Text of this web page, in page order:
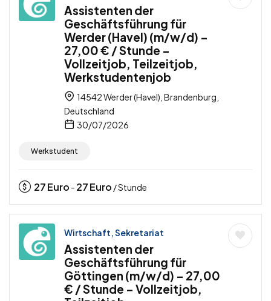
Assistenten der
Geschäftsführung für
Werder (Havel) (m/w/d) –
27,00 € / Stunde –
Vollzeitjob, Teilzeitjob,
Werkstudentenjob
14542 Werder (Havel), Brandenburg,
Deutschland
30/07/2026
Werkstudent
27Euro - 27Euro / Stunde
Wirtschaft, Sekretariat
Assistenten der
Geschäftsführung für
Göttingen (m/w/d) – 27,00
€ / Stunde – Vollzeitjob,